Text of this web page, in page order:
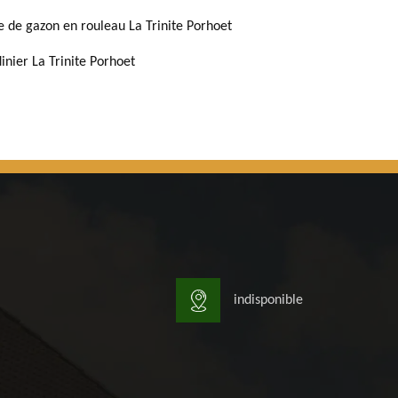
de gazon en rouleau La Trinite Porhoet
La Trinite Porhoet
indisponible